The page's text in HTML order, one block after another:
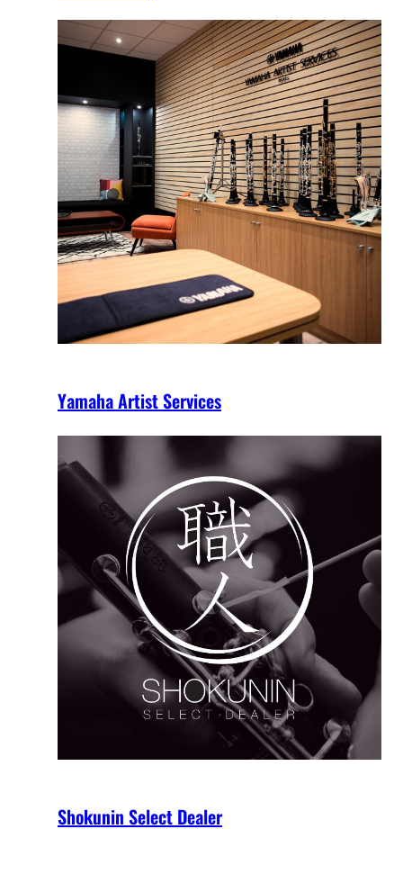
Yamaha Artist Services
Shokunin Select Dealer